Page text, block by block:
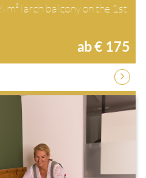
m² larch balcony on the 1st
ab € 175